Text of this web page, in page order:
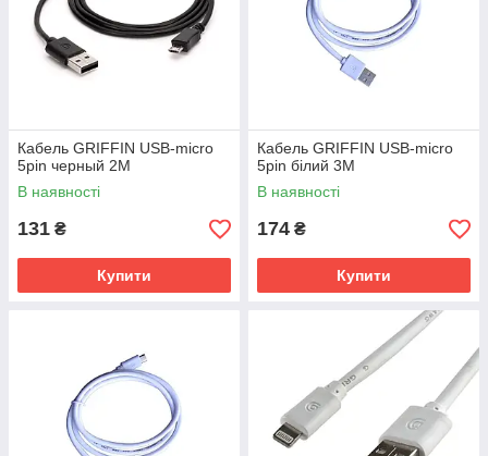
Кабель GRIFFIN USB-micro
5pin черный 2M
В наявності
131 ₴
Купити
Кабель GRIFFIN USB-micro
5pin білий 3M
В наявності
174 ₴
Купити